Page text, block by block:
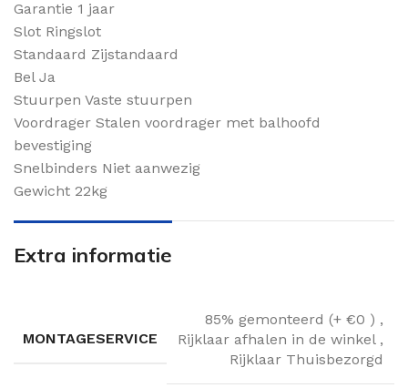
Garantie 1 jaar
Slot Ringslot
Standaard Zijstandaard
Bel Ja
Stuurpen Vaste stuurpen
Voordrager Stalen voordrager met balhoofd
bevestiging
Snelbinders Niet aanwezig
Gewicht 22kg
Extra informatie
MONTAGESERVICE
85% gemonteerd (+ €0 ) ,
Rijklaar afhalen in de winkel ,
Rijklaar Thuisbezorgd